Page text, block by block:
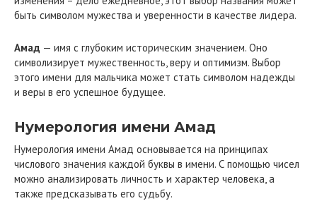
быть символом мужества и уверенности в качестве лидера.
Амад — имя с глубоким историческим значением. Оно
символизирует мужественность, веру и оптимизм. Выбор
этого имени для мальчика может стать символом надежды
и веры в его успешное будущее.
Нумерология имени Амад
Нумерология имени Амад основывается на принципах
числового значения каждой буквы в имени. С помощью чисел
можно анализировать личность и характер человека, а
также предсказывать его судьбу.